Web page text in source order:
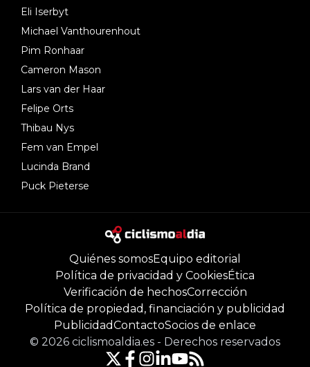
Eli Iserbyt
Michael Vanthourenhout
Pim Ronhaar
Cameron Mason
Lars van der Haar
Felipe Orts
Thibau Nys
Fem van Empel
Lucinda Brand
Puck Pieterse
Quiénes somosEquipo editorial
Política de privacidad y CookiesÉtica
Verificación de hechosCorrección
Política de propiedad, financiación y publicidad
PublicidadContactoSocios de enlace
© 2026 ciclismoaldia.es - Derechos reservados